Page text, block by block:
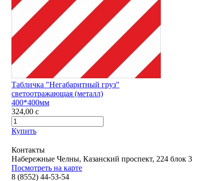
Табличка "Негабаритный груз"
светоотражающая (металл)
400*400мм
324,00 c
Купить
Контакты
Набережные Челны, Казанский проспект, 224 блок 3
Посмотреть на карте
8 (8552) 44-53-54